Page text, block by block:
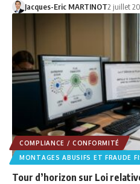
Jacques-Eric MARTINOT2 juillet
COMPLIANCE / CONFORMITÉ
MONTAGES ABUSIFS ET FRAUDE
Tour d’horizon sur Loi